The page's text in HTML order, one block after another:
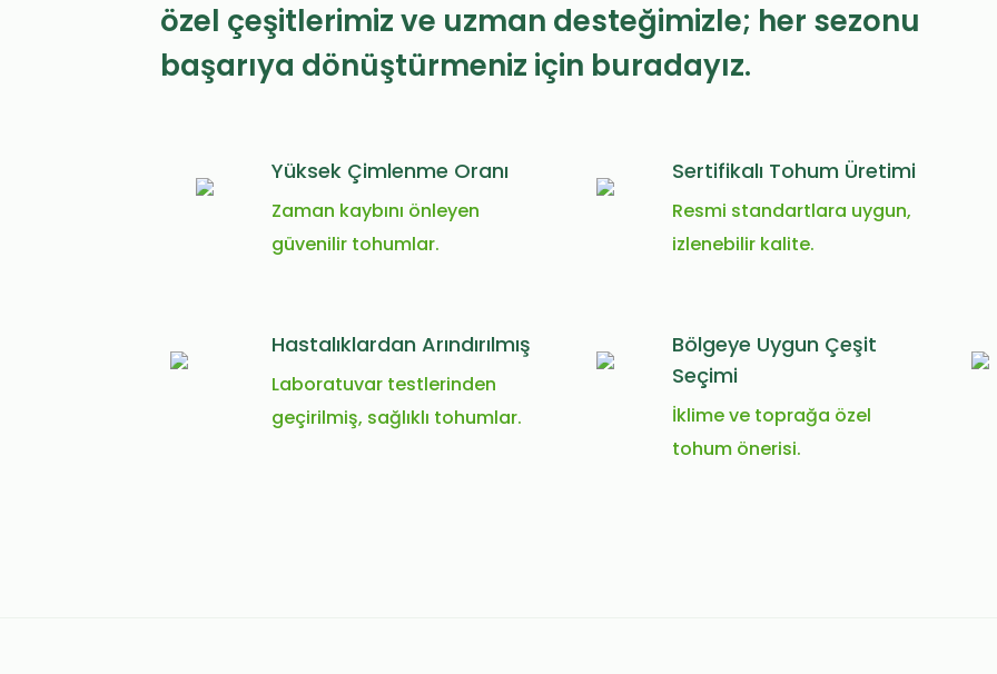
özel çeşitlerimiz ve uzman desteğimizle; her sezonu
başarıya dönüştürmeniz için buradayız.
Yüksek Çimlenme Oranı
Zaman kaybını önleyen
güvenilir tohumlar.
Sertifikalı Tohum Üretimi
Resmi standartlara uygun,
izlenebilir kalite.
Hastalıklardan Arındırılmış
Laboratuvar testlerinden
geçirilmiş, sağlıklı tohumlar.
Bölgeye Uygun Çeşit
Seçimi
İklime ve toprağa özel
tohum önerisi.